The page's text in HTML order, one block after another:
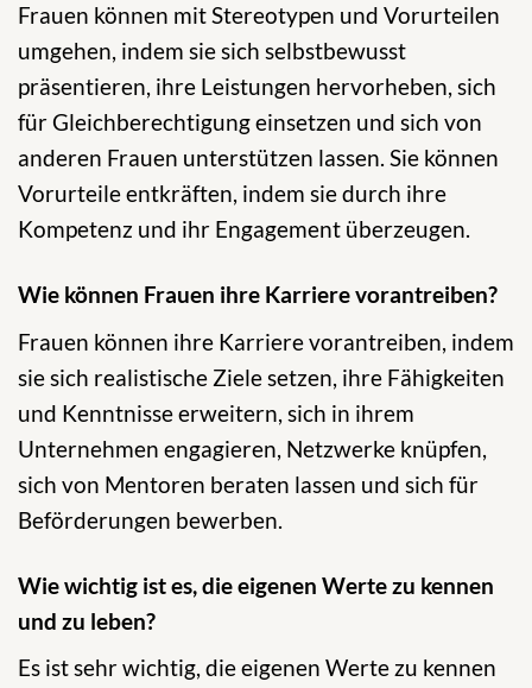
Frauen können mit Stereotypen und Vorurteilen
umgehen, indem sie sich selbstbewusst
präsentieren, ihre Leistungen hervorheben, sich
für Gleichberechtigung einsetzen und sich von
anderen Frauen unterstützen lassen. Sie können
Vorurteile entkräften, indem sie durch ihre
Kompetenz und ihr Engagement überzeugen.
Wie können Frauen ihre Karriere vorantreiben?
Frauen können ihre Karriere vorantreiben, indem
sie sich realistische Ziele setzen, ihre Fähigkeiten
und Kenntnisse erweitern, sich in ihrem
Unternehmen engagieren, Netzwerke knüpfen,
sich von Mentoren beraten lassen und sich für
Beförderungen bewerben.
Wie wichtig ist es, die eigenen Werte zu kennen
und zu leben?
Es ist sehr wichtig, die eigenen Werte zu kennen